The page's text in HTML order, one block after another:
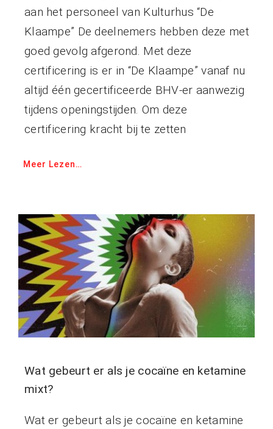
aan het personeel van Kulturhus “De
Klaampe” De deelnemers hebben deze met
goed gevolg afgerond. Met deze
certificering is er in “De Klaampe” vanaf nu
altijd één gecertificeerde BHV-er aanwezig
tijdens openingstijden. Om deze
certificering kracht bij te zetten
Meer Lezen…
Wat gebeurt er als je cocaïne en ketamine
mixt?
Wat er gebeurt als je cocaïne en ketamine